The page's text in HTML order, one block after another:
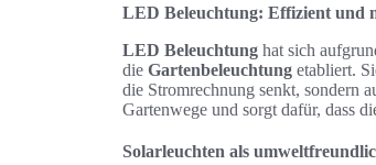
LED Beleuchtung: Effizient und
LED Beleuchtung hat sich
die Gartenbeleuchtung etabliert.
die Stromrechnung senkt, sondern
Gartenwege und sorgt dafür, dass
Solarleuchten als